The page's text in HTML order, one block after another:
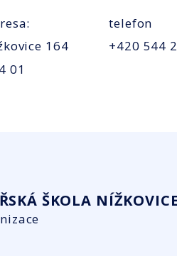
164
01
telefon
+420 544
ŠKOLA NÍŽKOVICE